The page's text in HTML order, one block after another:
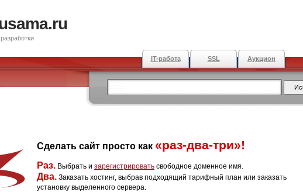
IT-работа SSL Аукцион
Сделать сайт просто как «раз-два-три»!
Раз. Выбрать и зарегистрировать свободное доменное имя.
Два. Заказать хостинг, выбрав подходящий тарифный план или заказать
установку выделенного сервера.